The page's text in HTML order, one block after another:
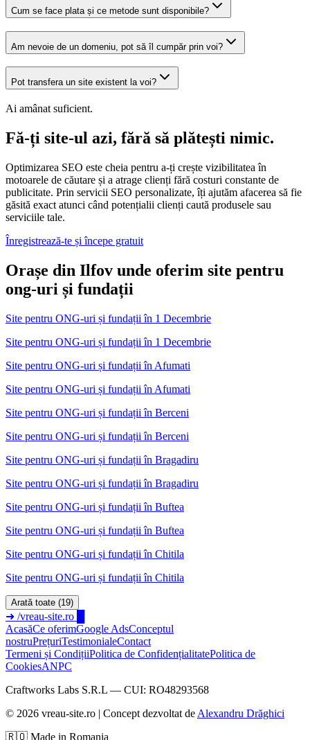
Cum se face plata și ce metode sunt disponibile?
Am nevoie de un domeniu, pot să îl cumpăr prin voi?
Pot transfera un site existent la voi?
Ai amânat suficient.
Fă-ți site-ul azi, fără să plătești nimic.
Optimizarea SEO este cheia pentru a-ți crește vizibilitatea în
motoarele de căutare și a atrage clienți fără costuri constante de
publicitate. Prin servicii SEO personalizate, îți ajutăm afacerea să fie
găsită exact atunci când potențialii clienți caută produsele sau
serviciile tale.
Înregistrează-te și începe gratuit
Orașe din Ilfov unde oferim site pentru
ong-uri și fundații
Site pentru ONG-uri și fundații în 1 Decembrie
Site pentru ONG-uri și fundații în 1 Decembrie
Site pentru ONG-uri și fundații în Afumati
Site pentru ONG-uri și fundații în Afumati
Site pentru ONG-uri și fundații în Berceni
Site pentru ONG-uri și fundații în Berceni
Site pentru ONG-uri și fundații în Bragadiru
Site pentru ONG-uri și fundații în Bragadiru
Site pentru ONG-uri și fundații în Buftea
Site pentru ONG-uri și fundații în Buftea
Site pentru ONG-uri și fundații în Chitila
Site pentru ONG-uri și fundații în Chitila
Arată toate (19)
➜ /vreau-site.ro
AcasăCe oferimGoogle AdsConceptul
nostruPrețuriTestimonialeContact
Termeni și CondițiiPolitica de ConfidențialitatePolitica de
CookiesANPC
Craftworks Labs S.R.L — CUI: RO48293568
© 2026 vreau-site.ro | Concept dezvoltat de Alexandru Drăghici
🇷🇴 Made in Romania